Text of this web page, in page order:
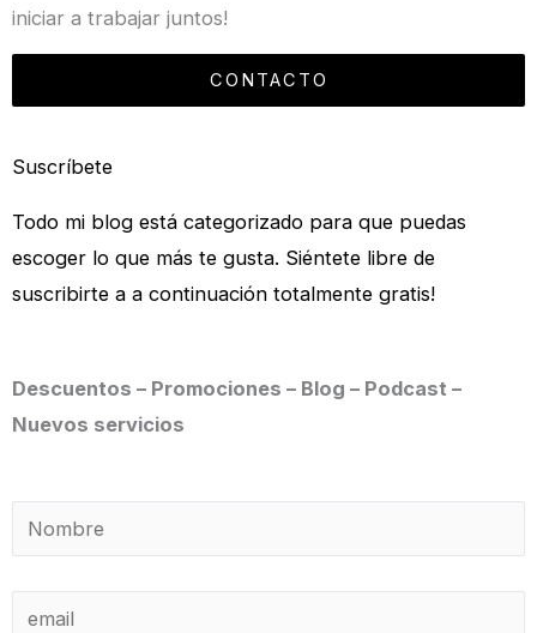
iniciar a trabajar juntos!
CONTACTO
Suscríbete
Todo mi blog está categorizado para que puedas
escoger lo que más te gusta. Siéntete libre de
suscribirte a a continuación totalmente gratis!
Descuentos – Promociones – Blog – Podcast –
Nuevos servicios